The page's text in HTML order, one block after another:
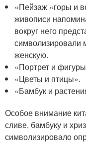
«Пейзаж «горы и
живописи
вокруг него
символизировали
женскую.
«Портрет и
«Цветы и птицы».
«Бамбук и
Особое внимание
сливе, бамбуку и
символизировало